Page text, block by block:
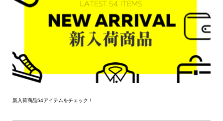
新入荷商品54アイテムをチェック！